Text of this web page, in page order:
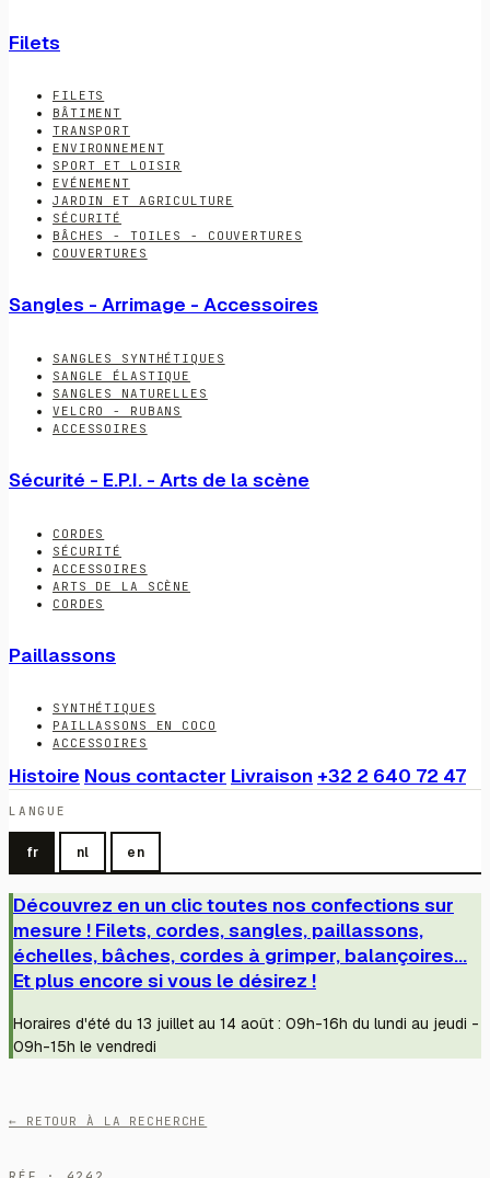
Filets
FILETS
BÂTIMENT
TRANSPORT
ENVIRONNEMENT
SPORT ET LOISIR
EVÉNEMENT
JARDIN ET AGRICULTURE
SÉCURITÉ
BÂCHES - TOILES - COUVERTURES
COUVERTURES
Sangles - Arrimage - Accessoires
SANGLES SYNTHÉTIQUES
SANGLE ÉLASTIQUE
SANGLES NATURELLES
VELCRO - RUBANS
ACCESSOIRES
Sécurité - E.P.I. - Arts de la scène
CORDES
SÉCURITÉ
ACCESSOIRES
ARTS DE LA SCÈNE
CORDES
Paillassons
SYNTHÉTIQUES
PAILLASSONS EN COCO
ACCESSOIRES
Histoire Nous contacter Livraison +32 2 640 72 47
LANGUE
fr nl en
Découvrez en un clic toutes nos confections sur
mesure ! Filets, cordes, sangles, paillassons,
échelles, bâches, cordes à grimper, balançoires...
Et plus encore si vous le désirez !
Horaires d'été du 13 juillet au 14 août : 09h-16h du lundi au jeudi -
09h-15h le vendredi
← RETOUR À LA RECHERCHE